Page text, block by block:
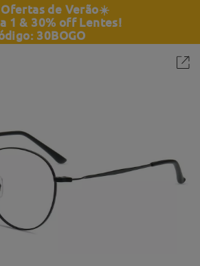
de Verão☀️
1 & 30% off Lentes!
30BOGO